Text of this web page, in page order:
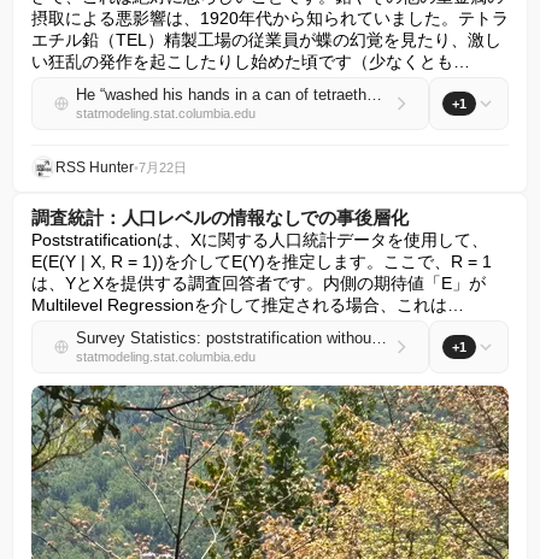
摂取による悪影響は、1920年代から知られていました。テトラ
エチル鉛（TEL）精製工場の従業員が蝶の幻覚を見たり、激し
い狂乱の発作を起こしたりし始めた頃です（少なくとも…
He “washed his hands in a can of tetraethyl lead at a press conference, claiming he was ‘not taking any chance whatever’. He knew this to be a lie, having already succumbed to a bout of lead poisoning.”
statmodeling.stat.columbia.edu
+1
RSS Hunter•7月22日
調査統計：人口レベルの情報なしでの事後層化
Poststratificationは、Xに関する人口統計データを使用して、
E(E(Y | X, R = 1))を介してE(Y)を推定します。ここで、R = 1
は、YとXを提供する調査回答者です。内側の期待値「E」が
Multilevel Regressionを介して推定される場合、これは…
Survey Statistics: poststratification without population level information
statmodeling.stat.columbia.edu
+1